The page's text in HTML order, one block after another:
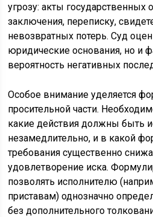
угрозу: акты государственных
заключения, переписку,
невозвратных потерь. Суд
юридические основания, но и
вероятность негативных
Особое внимание уделяется
просительной части.
какие действия должны быть
незамедлительно, и в какой
требования существенно
удовлетворение иска.
позволять исполнителю
приставам) однозначно
без дополнительного